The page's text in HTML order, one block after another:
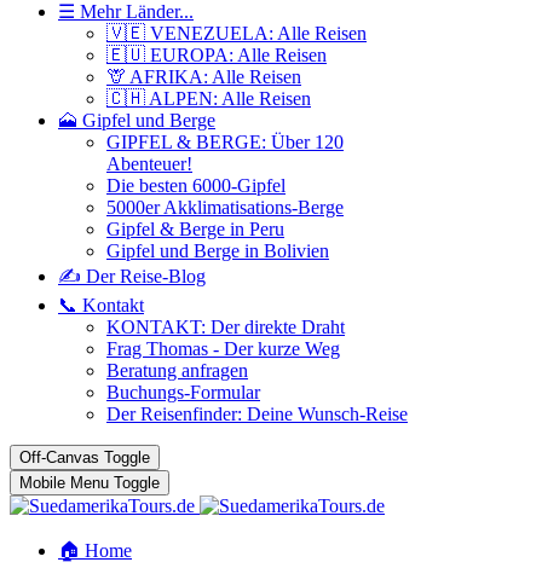
☰ Mehr Länder...
🇻🇪 VENEZUELA: Alle Reisen
🇪🇺 EUROPA: Alle Reisen
🦒 AFRIKA: Alle Reisen
🇨🇭 ALPEN: Alle Reisen
🗻 Gipfel und Berge
GIPFEL & BERGE: Über 120
Abenteuer!
Die besten 6000-Gipfel
5000er Akklimatisations-Berge
Gipfel & Berge in Peru
Gipfel und Berge in Bolivien
✍️ Der Reise-Blog
📞 Kontakt
KONTAKT: Der direkte Draht
Frag Thomas - Der kurze Weg
Beratung anfragen
Buchungs-Formular
Der Reisenfinder: Deine Wunsch-Reise
Off-Canvas Toggle
Mobile Menu Toggle
🏠 Home